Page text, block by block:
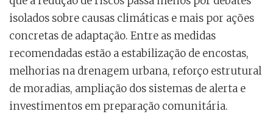
isolados sobre causas climáticas e mais por ações
concretas de adaptação. Entre as medidas
recomendadas estão a estabilização de encostas,
melhorias na drenagem urbana, reforço estrutural
de moradias, ampliação dos sistemas de alerta e
investimentos em preparação comunitária.